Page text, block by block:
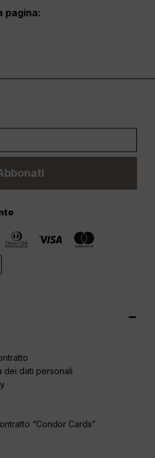
pagina:
dei dati personali
“Condor Cards”